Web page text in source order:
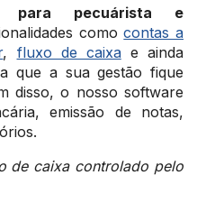
para pecuárista e
comocontas a
, fluxo de caixae ainda
que a sua gestão fique
disso, o nosso software
emissão de notas,
de caixa controlado pelo